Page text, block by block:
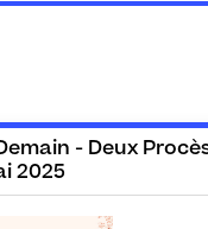
- Deux
2025